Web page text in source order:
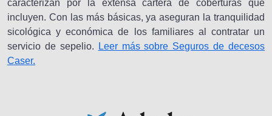
caracterizan por la extensa cartera de coberturas que
incluyen. Con las más básicas, ya aseguran la tranquilidad
sicológica y económica de los familiares al contratar un
servicio de sepelio.
Leer más sobre Seguros de decesos
Caser.